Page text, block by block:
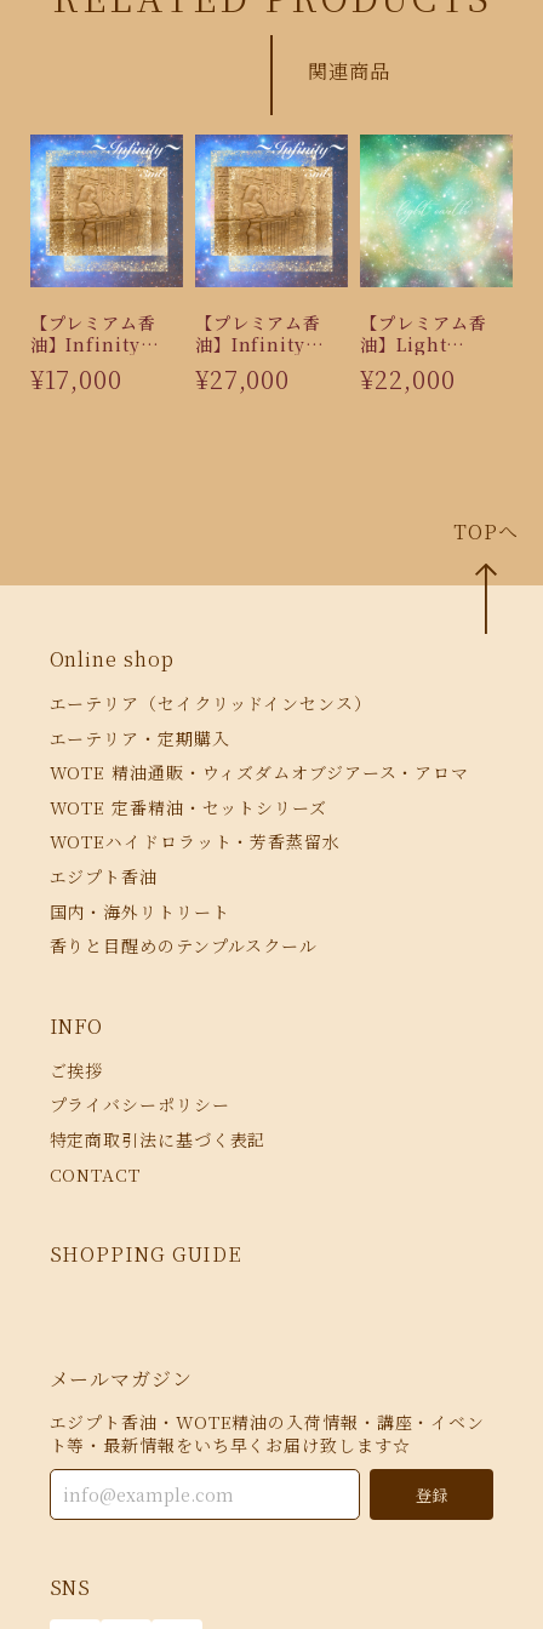
関連商品
【プレミアム香
油】Infinity
（3ml）
¥17,000
【プレミアム香
油】Infinity
（5ml）
¥27,000
【プレミアム香
油】Light
Earth（5ml）
¥22,000
Online shop
エーテリア（セイクリッドインセンス）
エーテリア・定期購入
WOTE 精油通販・ウィズダムオブジアース・アロマ
WOTE 定番精油・セットシリーズ
WOTEハイドロラット・芳香蒸留水
エジプト香油
国内・海外リトリート
香りと目醒めのテンプルスクール
INFO
ご挨拶
プライバシーポリシー
特定商取引法に基づく表記
CONTACT
SHOPPING GUIDE
メールマガジン
エジプト香油・WOTE精油の入荷情報・講座・イベン
ト等・最新情報をいち早くお届け致します☆
登録
SNS
TOPへ